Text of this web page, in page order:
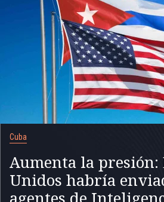
Cuba
Aumenta la presión:
Unidos habría
agentes de